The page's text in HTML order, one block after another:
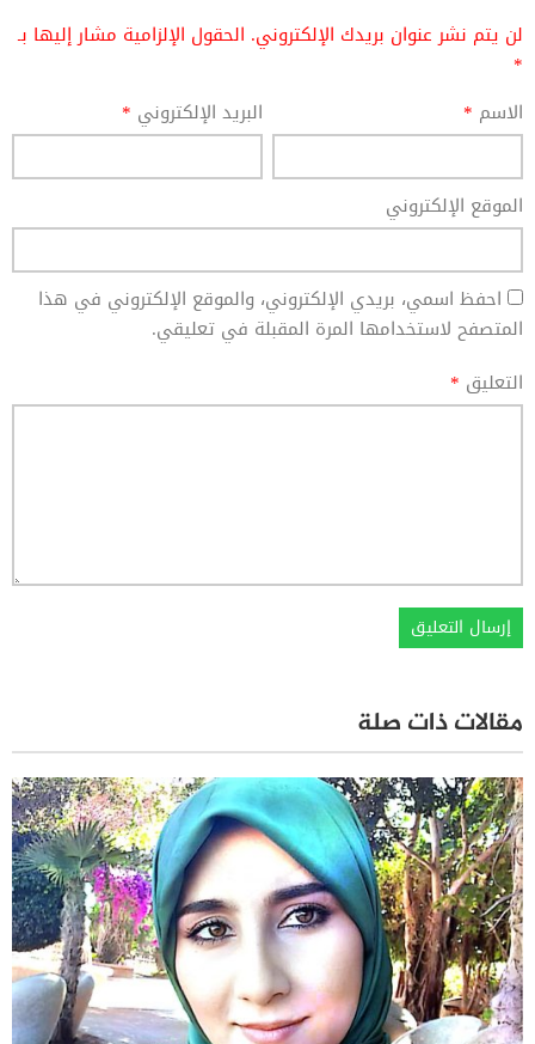
لن يتم نشر عنوان بريدك الإلكتروني. الحقول الإلزامية مشار إليها بـ
*
الاسم * البريد الإلكتروني *
الموقع الإلكتروني
احفظ اسمي، بريدي الإلكتروني، والموقع الإلكتروني في هذا
المتصفح لاستخدامها المرة المقبلة في تعليقي.
التعليق *
مقالات ذات صلة